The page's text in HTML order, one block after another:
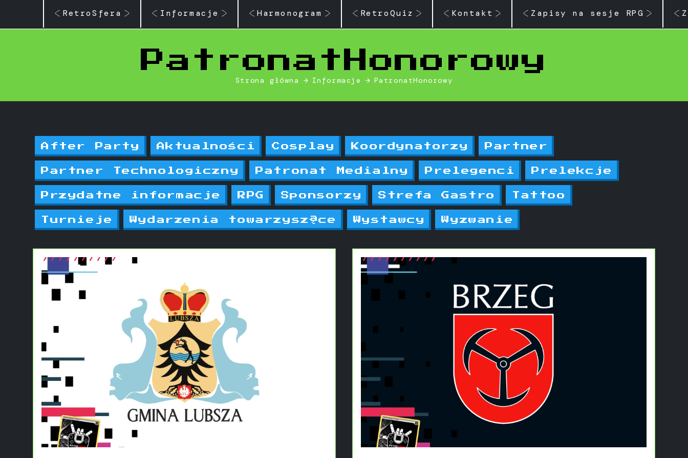
RetroSfera Informacje Harmonogram RetroQuiz Kontakt Zapisy na sesje RPG
PatronatHonorowy
Strona główna Informacje PatronatHonorowy
After Party Aktualności Cosplay Koordynatorzy Partner
Partner Technologiczny Patronat Medialny Prelegenci Prelekcje
Przydatne informacje RPG Sponsorzy Strefa Gastro Tattoo
Turnieje Wydarzenia towarzyszące Wystawcy Wyzwanie